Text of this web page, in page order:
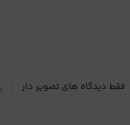
فقط دیدگاه های تصویر دار